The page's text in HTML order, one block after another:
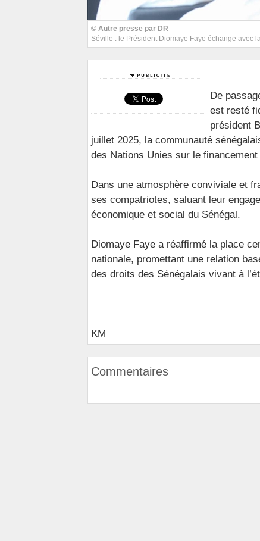
© Autre presse par DR
Séville : le Président Diomaye Faye échange avec
De
est resté
président
juillet 2025, la communauté
des Nations Unies sur le
Dans une atmosphère conviviale et
ses compatriotes, saluant leur
économique et social du Sénégal.
Diomaye Faye a réaffirmé la place
nationale, promettant une relation
des droits des Sénégalais vivant à
KM
Commentaires